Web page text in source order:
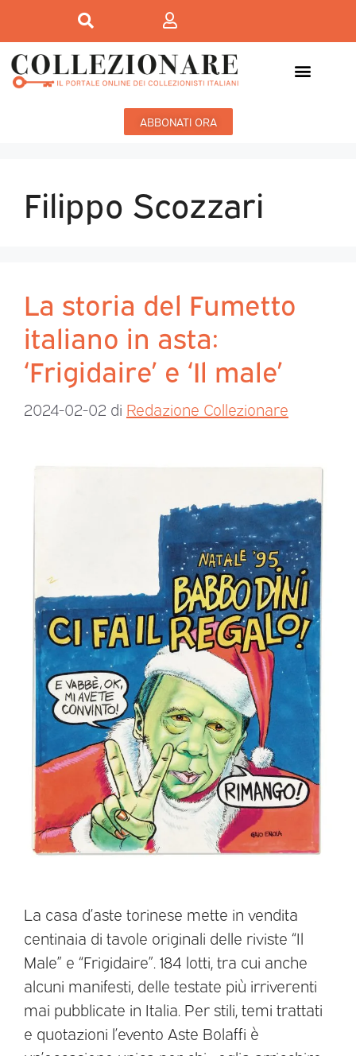
ABBONATI ORA
Filippo Scozzari
La storia del Fumetto
italiano in asta:
‘Frigidaire’ e ‘Il male’
2024-02-02 di Redazione Collezionare
La casa d’aste torinese mette in vendita
centinaia di tavole originali delle riviste “Il
Male” e “Frigidaire”. 184 lotti, tra cui anche
alcuni manifesti, delle testate più irriverenti
mai pubblicate in Italia. Per stili, temi trattati
e quotazioni l’evento Aste Bolaffi è